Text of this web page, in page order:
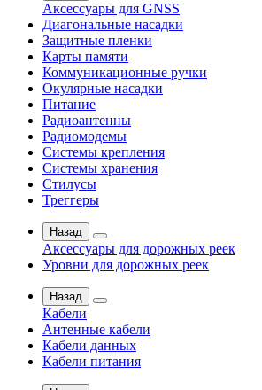
Аксессуары для GNSS
Диагональные насадки
Защитные пленки
Карты памяти
Коммуникационные ручки
Окулярные насадки
Питание
Радиоантенны
Радиомодемы
Системы крепления
Системы хранения
Стилусы
Треггеры
Назад
Аксессуары для дорожных реек
Уровни для дорожных реек
Назад
Кабели
Антенные кабели
Кабели данных
Кабели питания